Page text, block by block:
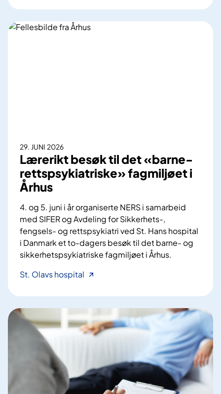
h
d
-
t
29. JUNI 2026
Lærerikt besøk til det «barne-
rettspsykiatriske» fagmiljøet i
Århus
4. og 5. juni i år organiserte NERS i samarbeid
med SIFER og Avdeling for Sikkerhets-,
fengsels- og rettspsykiatri ved St. Hans hospital
i Danmark et to-dagers besøk til det barne- og
sikkerhetspsykiatriske fagmiljøet i Århus.
St. Olavs hospital
r
r
i
b
e